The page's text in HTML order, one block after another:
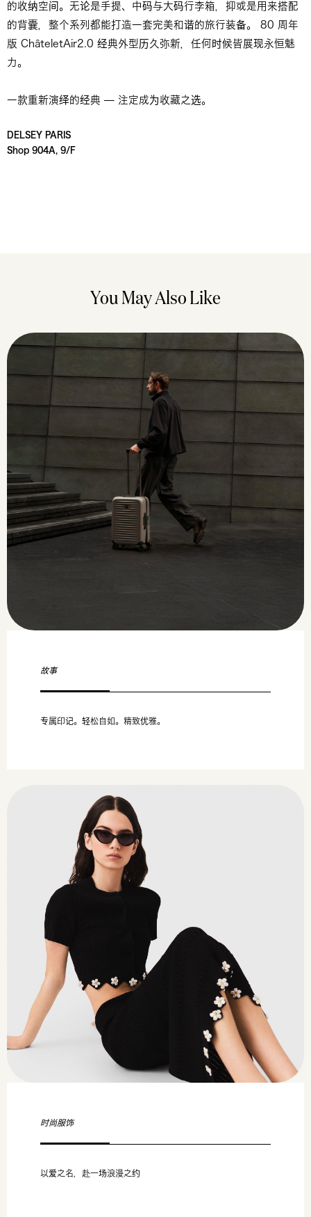
的收纳空间。无论是手提、中码与大码行李箱，抑或是用来搭配
的背囊，整个系列都能打造一套完美和谐的旅行装备。 80 周年
版 ChâteletAir2.0 经典外型历久弥新，任何时候皆展现永恒魅
力。
一款重新演绎的经典 — 注定成为收藏之选。
DELSEY PARIS
Shop 904A, 9/F
You May Also Like
故事
专属印记。轻松自如。精致优雅。
时尚服饰
以爱之名，赴一场浪漫之约